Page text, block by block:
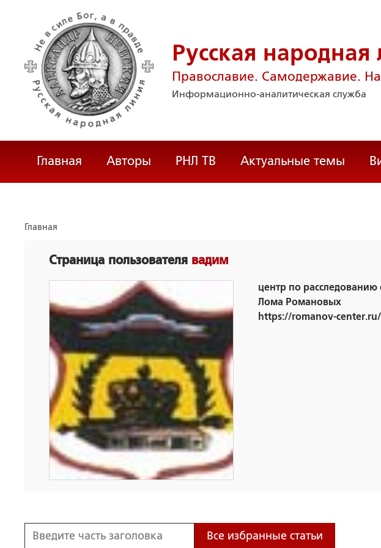
Русская народная
Православие. Самодержавие.
Информационно-аналитическая служба
Главная Авторы РНЛ ТВ Актуальные темы
Главная
Страница пользователя вадим
центр по расследованию
Лома Романовых
https://romanov-center.ru/
Все избранные статьи